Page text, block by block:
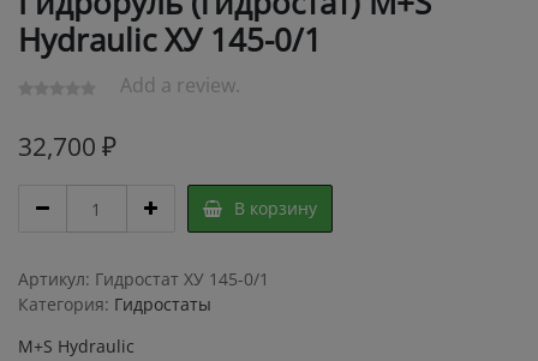
Hydraulic ХУ 145-0/1
Add a review.
32,700 ₽
Гидроруль
(гидростат)
Hydraulic
ХУ
145-
0/1
В корзину
Артикул: Гидростат ХУ 145-0/1
Категория: Гидростаты
M+S Hydraulic